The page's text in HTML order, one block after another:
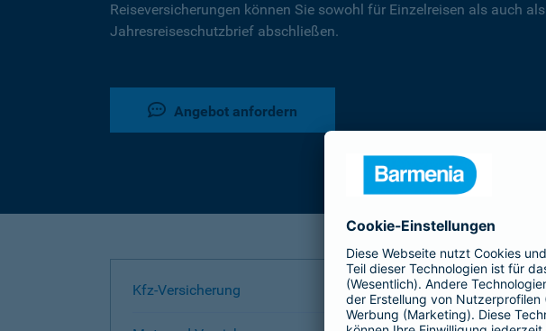
Reiseversicherungen können Sie sowohl für Einzelreisen als auch als
Jahresreiseschutzbrief abschließen.
Angebot anfordern
Kfz-Versicherung